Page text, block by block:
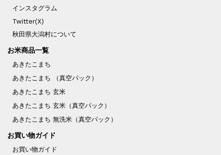
インスタグラム
Twitter(X)
秋田県大潟村について
お米商品一覧
あきたこまち
あきたこまち （真空パック）
あきたこまち 玄米
あきたこまち 玄米（真空パック）
あきたこまち 無洗米（真空パック）
お買い物ガイド
お買い物ガイド